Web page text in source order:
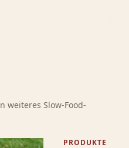
weiteres Slow-Food-
PRODUKTE